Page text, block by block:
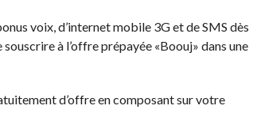
voix, d’internet mobile 3G et de SMS dès
à l’offre prépayée «Boouj» dans une
d’offre en composant sur votre